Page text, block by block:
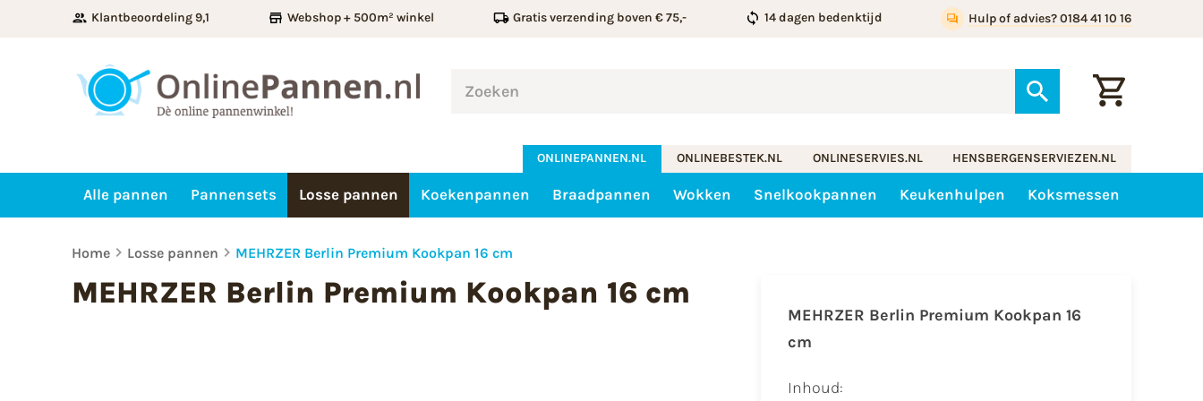
Klantbeoordeling 9,1 Webshop + 500m² winkel Gratis verzending boven € 75,- 14 dagen bedenktijd Hulp of advies? 0184 41 10 16
ONLINEPANNEN.NL ONLINEBESTEK.NL ONLINESERVIES.NL HENSBERGENSERVIEZEN.NL
Alle pannen Pannensets Losse pannen Koekenpannen Braadpannen Wokken Snelkookpannen Keukenhulpen Koksmessen
Home Losse pannen MEHRZER Berlin Premium Kookpan 16 cm
MEHRZER Berlin Premium Kookpan 16 cm
MEHRZER Berlin Premium Kookpan 16
cm
Inhoud: